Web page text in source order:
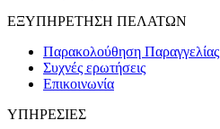
ΕΞΥΠΗΡΕΤΗΣΗ ΠΕΛΑΤΩΝ
Παρακολούθηση Παραγγελίας
Συχνές ερωτήσεις
Επικοινωνία
ΥΠΗΡΕΣΙΕΣ